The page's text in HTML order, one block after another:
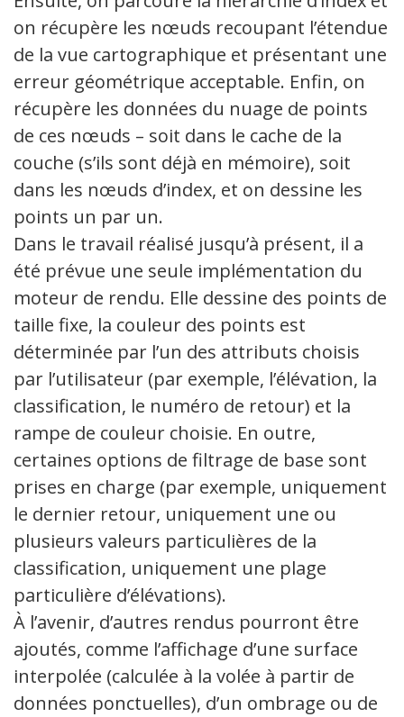
on récupère les nœuds recoupant l’étendue
de la vue cartographique et présentant une
erreur géométrique acceptable. Enfin, on
récupère les données du nuage de points
de ces nœuds – soit dans le cache de la
couche (s’ils sont déjà en mémoire), soit
dans les nœuds d’index, et on dessine les
points un par un.
Dans le travail réalisé jusqu’à présent, il a
été prévue une seule implémentation du
moteur de rendu. Elle dessine des points de
taille fixe, la couleur des points est
déterminée par l’un des attributs choisis
par l’utilisateur (par exemple, l’élévation, la
classification, le numéro de retour) et la
rampe de couleur choisie. En outre,
certaines options de filtrage de base sont
prises en charge (par exemple, uniquement
le dernier retour, uniquement une ou
plusieurs valeurs particulières de la
classification, uniquement une plage
particulière d’élévations).
À l’avenir, d’autres rendus pourront être
ajoutés, comme l’affichage d’une surface
interpolée (calculée à la volée à partir de
données ponctuelles), d’un ombrage ou de